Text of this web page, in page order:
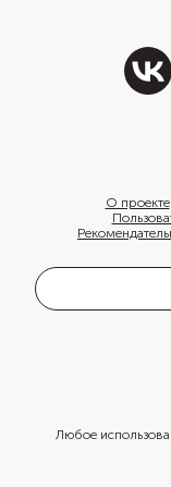
О проекте
Любое